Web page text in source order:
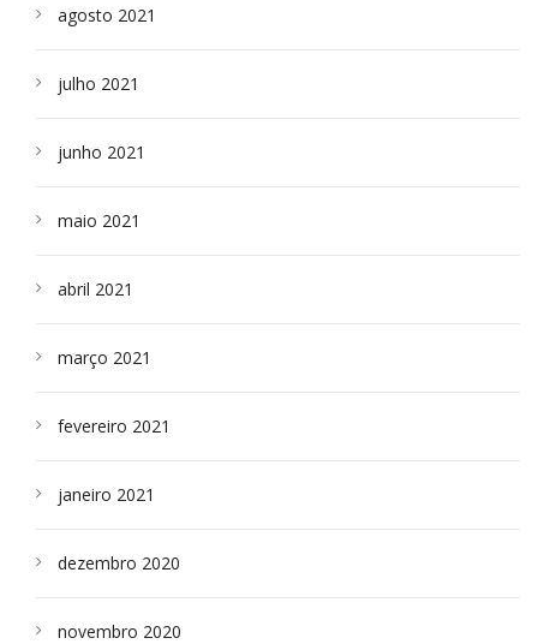
agosto 2021
julho 2021
junho 2021
maio 2021
abril 2021
março 2021
fevereiro 2021
janeiro 2021
dezembro 2020
novembro 2020